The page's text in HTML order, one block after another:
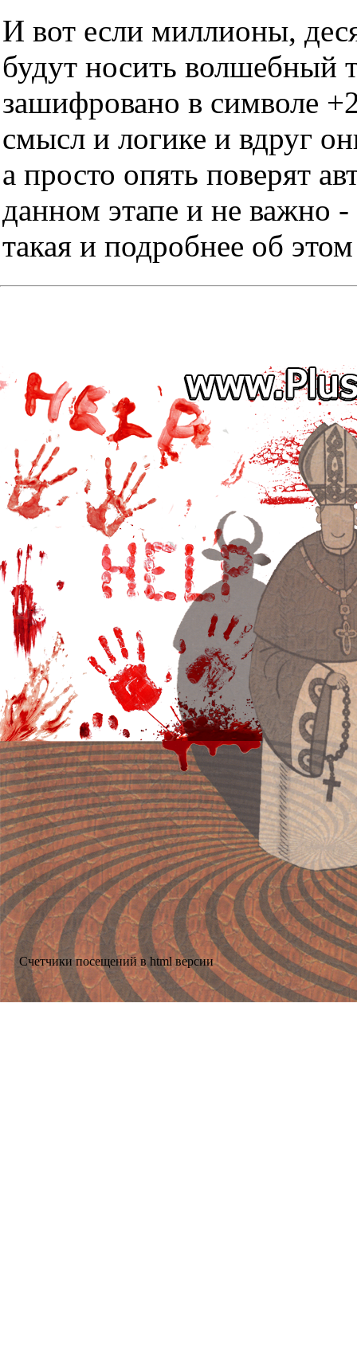
И вот если миллионы,
будут носить волшебный
зашифровано в символе
смысл и логике и вдруг
а просто опять поверят
данном этапе и не важно
такая и подробнее об
Счетчики посещений в html версии